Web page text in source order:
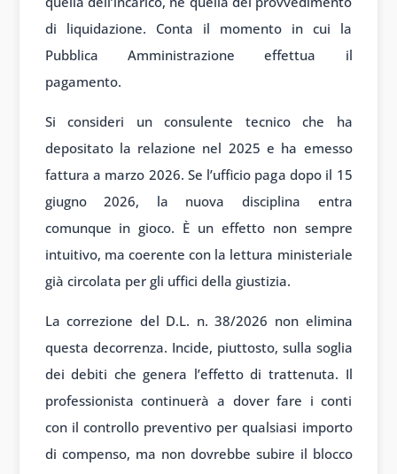
di liquidazione. Conta il momento in cui la
Pubblica Amministrazione effettua il
pagamento.
Si consideri un consulente tecnico che ha
depositato la relazione nel 2025 e ha emesso
fattura a marzo 2026. Se l’ufficio paga dopo il 15
giugno 2026, la nuova disciplina entra
comunque in gioco. È un effetto non sempre
intuitivo, ma coerente con la lettura ministeriale
già circolata per gli uffici della giustizia.
La correzione del D.L. n. 38/2026 non elimina
questa decorrenza. Incide, piuttosto, sulla soglia
dei debiti che genera l’effetto di trattenuta. Il
professionista continuerà a dover fare i conti
con il controllo preventivo per qualsiasi importo
di compenso, ma non dovrebbe subire il blocco